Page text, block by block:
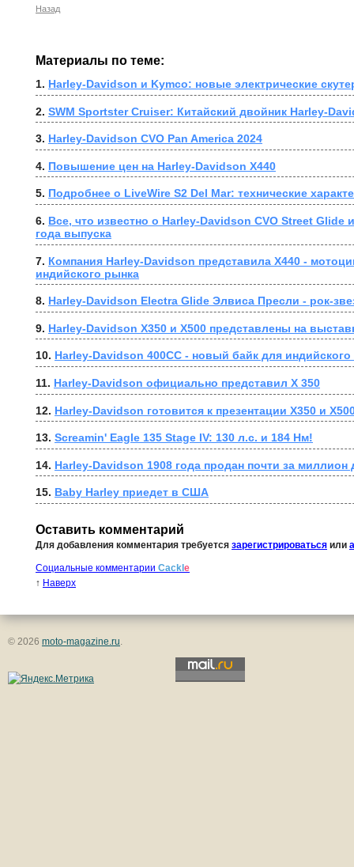
Назад
Материалы по теме:
1. Harley-Davidson и Kymco: новые электрические
2. SWM Sportster Cruiser: Китайский двойник Harley-
3. Harley-Davidson CVO Pan America 2024
4. Повышение цен на Harley-Davidson X440
5. Подробнее о LiveWire S2 Del Mar: технические
6. Все, что известно о Harley-Davidson CVO Street Glide
года выпуска
7. Компания Harley-Davidson представила X440 -
индийского рынка
8. Harley-Davidson Electra Glide Элвиса Пресли - рок-
9. Harley-Davidson X350 и X500 представлены на
10. Harley-Davidson 400CC - новый байк для
11. Harley-Davidson официально представил X 350
12. Harley-Davidson готовится к презентации X350 и
13. Screamin' Eagle 135 Stage IV: 130 л.с. и 184 Нм!
14. Harley-Davidson 1908 года продан почти за миллион
15. Baby Harley приедет в США
Оставить комментарий
Для добавления комментария требуется зарегистрироваться или
Социальные комментарии Cackl e
↑ Наверх
© 2026 moto-magazine.ru.